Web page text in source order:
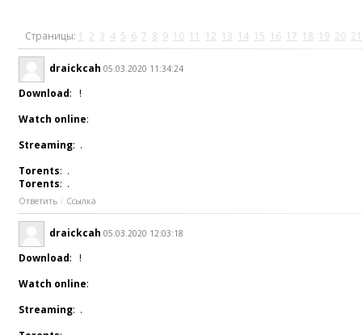
Страницы: 1 2 3 4 5 6 7 8 9 10 11 12 13 14 15 16 17 18 19 20 21
draickcah 05.03.2020 11:34:24
Download: !
Watch online:
Streaming: .
Torents: .
Torents: .
Ответить Ссылка
draickcah 05.03.2020 12:03:18
Download: !
Watch online:
Streaming: .